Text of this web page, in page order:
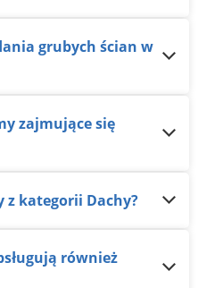
z kategorii Dachy?